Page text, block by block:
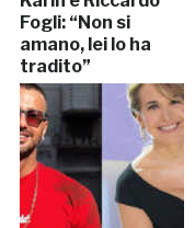
Fogli: “Non si
amano, lei lo ha
tradito”